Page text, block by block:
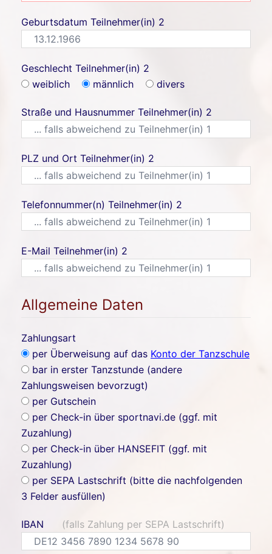
Geburtsdatum Teilnehmer(in) 2
Geschlecht Teilnehmer(in) 2
weiblich
männlich divers
Straße und Hausnummer Teilnehmer(in) 2
PLZ und Ort Teilnehmer(in) 2
Telefonnummer(n) Teilnehmer(in) 2
E-Mail Teilnehmer(in) 2
Allgemeine Daten
Zahlungsart
per Überweisung auf das Konto der Tanzschule
bar in erster Tanzstunde (andere
Zahlungsweisen bevorzugt)
per Gutschein
per Check-in über sportnavi.de (ggf. mit
Zuzahlung)
per Check-in über HANSEFIT (ggf. mit
Zuzahlung)
per SEPA Lastschrift (bitte die nachfolgenden
3 Felder ausfüllen)
IBAN (falls Zahlung per SEPA Lastschrift)